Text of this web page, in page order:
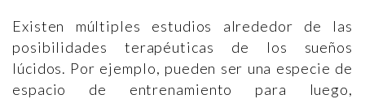
Existen múltiples estudios alrededor de las
posibilidades terapéuticas de los sueños
lúcidos. Por ejemplo, pueden ser una especie de
espacio de entrenamiento para luego,